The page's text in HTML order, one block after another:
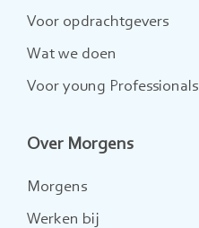
Voor opdrachtgevers
Wat we doen
Voor young Professionals
Over Morgens
Morgens
Werken bij